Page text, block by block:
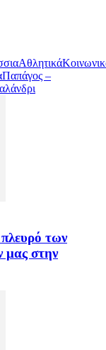
Αθλητικά
Παπάγος –
των
μας στην